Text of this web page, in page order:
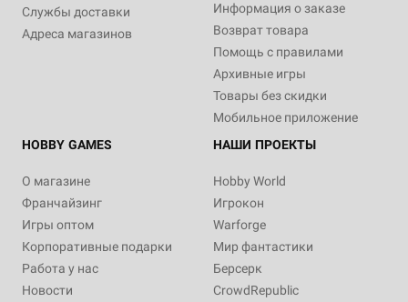
Службы доставки
Адреса магазинов
Информация о заказе
Возврат товара
Помощь с правилами
Архивные игры
Товары без скидки
Мобильное приложение
HOBBY GAMES
О магазине
Франчайзинг
Игры оптом
Корпоративные подарки
Работа у нас
Новости
НАШИ ПРОЕКТЫ
Hobby World
Игрокон
Warforge
Мир фантастики
Берсерк
CrowdRepublic